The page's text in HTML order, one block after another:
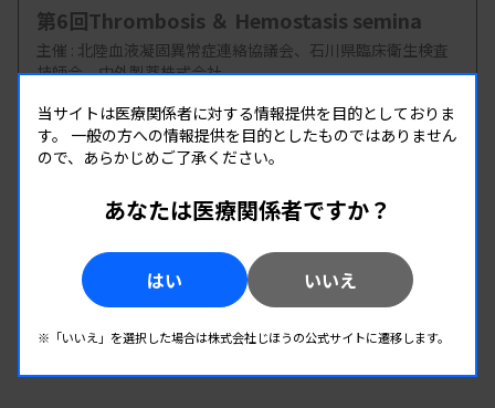
・バイオバンク・ネットワークの構築とバンク試
料活用の現状
第４部 ゲノム医療と創薬
・ゲノムデータを創薬に活用するための製薬協の
・グローバルの創薬トレンドとスタートアップの
第6回Thrombosis ＆ Hemostasis semina
主催 : 北陸血液凝固異常症連絡協議会、石川県臨床衛生検査
技師会、中外製薬株式会社
開催場所 : 石川県 | WEB
遺伝子
当サイトは医療関係者に対する情報提供を目的としておりま
す。 一般の方への情報提供を目的としたものではありません
ので、あらかじめご了承ください。
あなたは医療関係者ですか？
はい いいえ
※「いいえ」を選択した場合は株式会社じほうの公式サイトに遷移します。